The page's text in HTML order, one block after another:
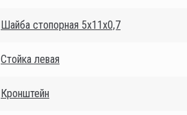
Шайба стопорная 5х11х0,7
Стойка левая
Кронштейн